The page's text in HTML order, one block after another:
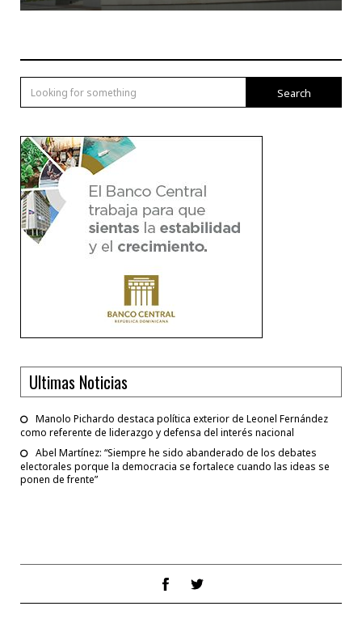
Search
Ultimas Noticias
Manolo Pichardo destaca política exterior de Leonel Fernández
como referente de liderazgo y defensa del interés nacional
Abel Martínez: “Siempre he sido abanderado de los debates
electorales porque la democracia se fortalece cuando las ideas se
ponen de frente”